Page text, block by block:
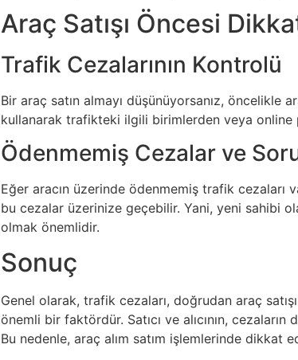
Araç Satışı Öncesi
Trafik Cezalarının Kontrolü
Bir araç satın almayı düşünüyorsanız, öncelikle
kullanarak trafikteki ilgili birimlerden veya
Ödenmemiş Cezalar ve
Eğer aracın üzerinde ödenmemiş trafik cezaları
bu cezalar üzerinize geçebilir. Yani, yeni sahibi
olmak önemlidir.
Sonuç
Genel olarak, trafik cezaları, doğrudan araç
önemli bir faktördür. Satıcı ve alıcının,
Bu nedenle, araç alım satım işlemlerinde dikkat